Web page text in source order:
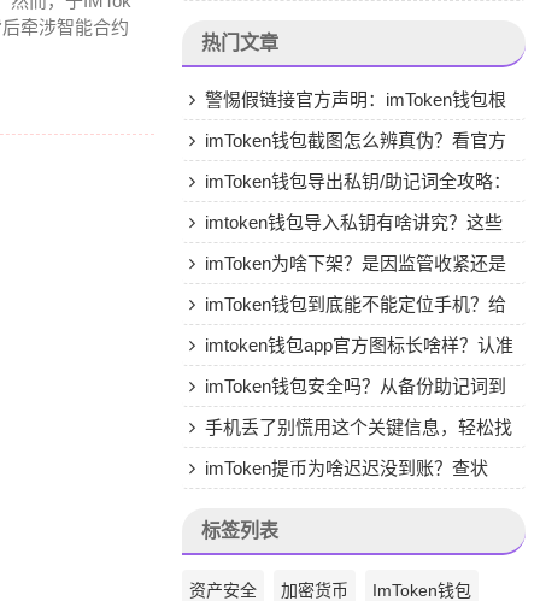
牵涉智能合约
热门文章
警惕假链接官方声明：imToken钱包根
本没有5.0版App
imToken钱包截图怎么辨真伪？看官方
渠道，认准图标和细节
imToken钱包导出私钥/助记词全攻略：
步骤详解与安全保存终极指南
imtoken钱包导入私钥有啥讲究？这些
准备和操作步骤要知道
imToken为啥下架？是因监管收紧还是
自身安全漏洞？
imToken钱包到底能不能定位手机？给
你讲清楚资产安全和隐私真相
imtoken钱包app官方图标长啥样？认准
橙色双环谨防山寨
imToken钱包安全吗？从备份助记词到
使用视频教程，新手必看指南
手机丢了别慌用这个关键信息，轻松找
回imToken钱包资产
imToken提币为啥迟迟没到账？查状
标签列表
资产安全 加密货币 ImToken钱包